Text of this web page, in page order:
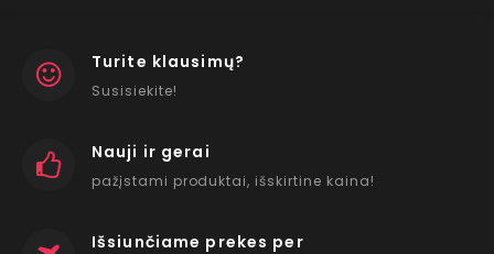
Turite klausimų?
Susisiekite!
Nauji ir gerai
pažįstami produktai, išskirtine kaina!
Išsiunčiame prekes per